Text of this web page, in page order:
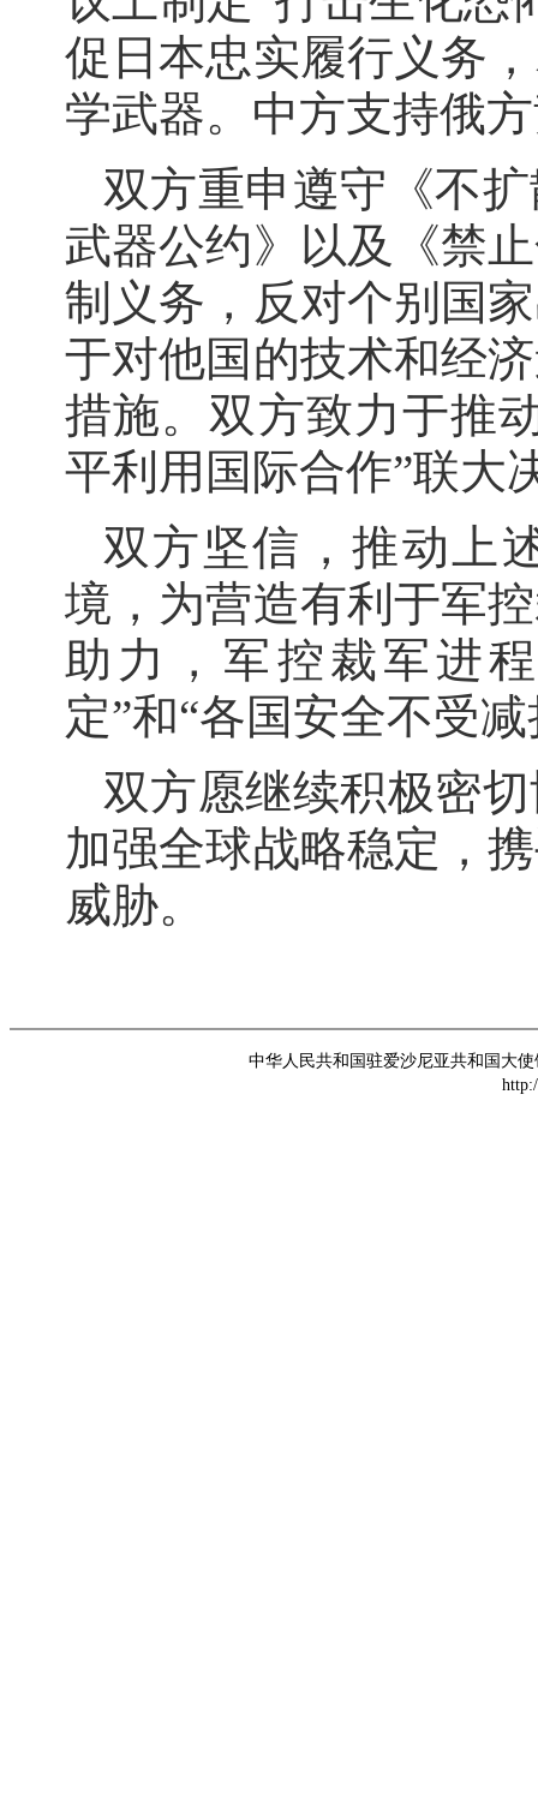
促日本忠实履行义务
学武器。中方支持俄
双方重申遵守《不
武器公约》以及《禁
制义务，反对个别国
于对他国的技术和经
措施。双方致力于推
平利用国际合作”联大
双方坚信，推动上
境，为营造有利于军
助力，军控裁军进
定”和“各国安全不受
双方愿继续积极密
加强全球战略稳定，
威胁。
中华人民共和国驻爱沙尼亚共和国大使